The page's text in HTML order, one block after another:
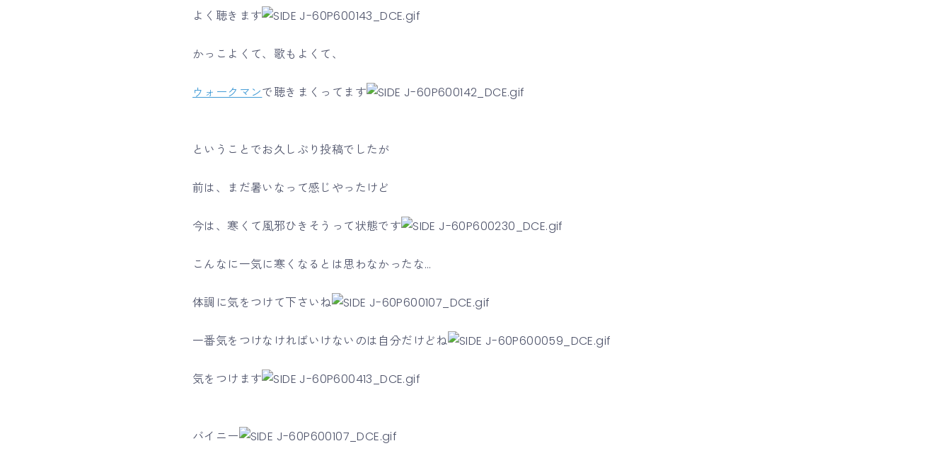
よく聴きます
かっこよくて、歌もよくて、
ウォークマンで聴きまくってます
ということでお久しぶり投稿でしたが
前は、まだ暑いなって感じやったけど
今は、寒くて風邪ひきそうって状態です
こんなに一気に寒くなるとは思わなかったな…
体調に気をつけて下さいね
一番気をつけなければいけないのは自分だけどね
気をつけます
バイニー